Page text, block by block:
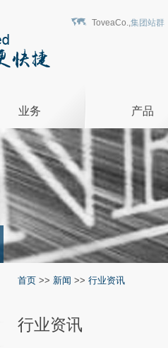
ToveaCo., 集团站群
业务 产品
首页 >> 新闻 >> 行业资讯
行业资讯